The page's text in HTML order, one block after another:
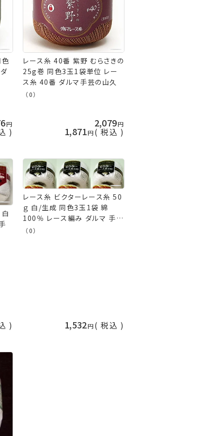
レース糸 40番 紫野 むらさきの
25g巻 同色3玉1袋単位 レー
ス糸 40番 ダルマ手芸の山久
（0）
2,079
1,871 税込
レース糸 ビクターレース糸 50
ｇ 白/生成 同色3玉1袋 綿
100％ レース編み ダルマ 手芸
の山久
（0）
1,532 税込